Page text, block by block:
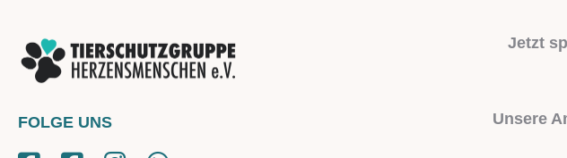
FOLGE UNS
Jetzt
Unsere